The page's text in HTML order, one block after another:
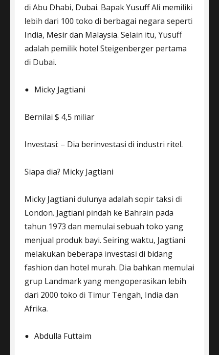
di Abu Dhabi, Dubai. Bapak Yusuff Ali memiliki
lebih dari 100 toko di berbagai negara seperti
India, Mesir dan Malaysia. Selain itu, Yusuff
adalah pemilik hotel Steigenberger pertama
di Dubai.
Micky Jagtiani
Bernilai $ 4,5 miliar
Investasi: – Dia berinvestasi di industri ritel.
Siapa dia? Micky Jagtiani
Micky Jagtiani dulunya adalah sopir taksi di
London. Jagtiani pindah ke Bahrain pada
tahun 1973 dan memulai sebuah toko yang
menjual produk bayi. Seiring waktu, Jagtiani
melakukan beberapa investasi di bidang
fashion dan hotel murah. Dia bahkan memulai
grup Landmark yang mengoperasikan lebih
dari 2000 toko di Timur Tengah, India dan
Afrika.
Abdulla Futtaim